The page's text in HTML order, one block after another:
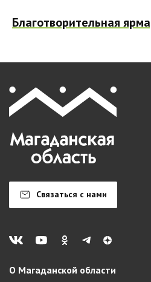
Благотворительная
Связаться с нами
О Магаданской области